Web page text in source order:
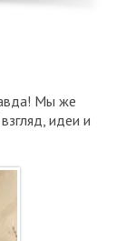
Мы же
идеи и